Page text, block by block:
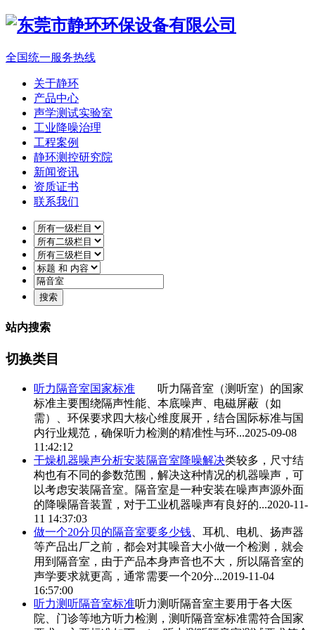
全国统一服务热线
关于静环
产品中心
声学测试实验室
工业降噪治理
工程案例
静环测控研究院
新闻资讯
资质证书
联系我们
站内搜索
切换类目
听力 隔音室国家标准 听力 隔音室 （测听室）的国家
标准主要围绕隔声性能、本底噪声、电磁屏蔽（如
需）、环保要求四大核心维度展开，结合国际标准与国
内行业规范，确保听力检测的精准性与环...2025-09-08
11:42:12
干燥机器噪声分析安装隔音室降噪解决类较多，尺寸结
构也有不同的参数范围，解决这种情况的机器噪声，可
以考虑安装隔音室。 隔音室是一种安装在噪声声源外面
的降噪隔音装置，对于工业机器噪声有良好的...2020-11-
11 14:37:03
做一个20分贝的隔音室要多少钱 、耳机、电机、扬声器
等产品出厂之前，都会对其噪音大小做一个检测，就会
用到 隔音室 ，由于产品本身声音也不大，所以 隔音室的
声学要求就更高，通常需要一个20分...2019-11-04
16:57:00
听力测听隔音室标准听力测听隔音室主要用于各大医
院、门诊等地方听力检测，测听隔音室标准需符合国家